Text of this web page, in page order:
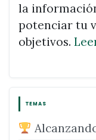
la
potenciar tu
objetivos.
TEMAS